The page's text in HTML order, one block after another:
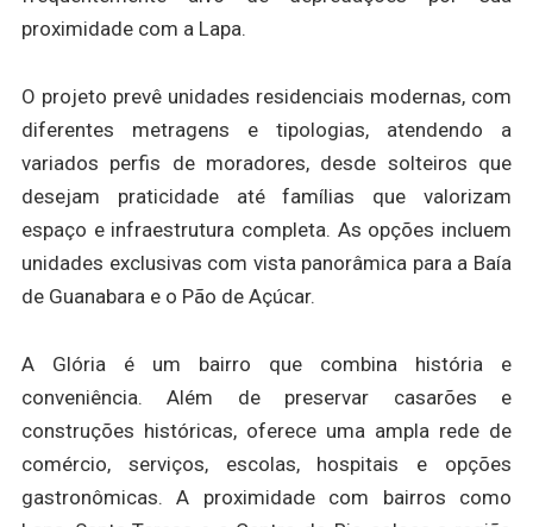
proximidade com a Lapa.
O projeto prevê unidades residenciais modernas, com
diferentes metragens e tipologias, atendendo a
variados perfis de moradores, desde solteiros que
desejam praticidade até famílias que valorizam
espaço e infraestrutura completa. As opções incluem
unidades exclusivas com vista panorâmica para a Baía
de Guanabara e o Pão de Açúcar.
A Glória é um bairro que combina história e
conveniência. Além de preservar casarões e
construções históricas, oferece uma ampla rede de
comércio, serviços, escolas, hospitais e opções
gastronômicas. A proximidade com bairros como